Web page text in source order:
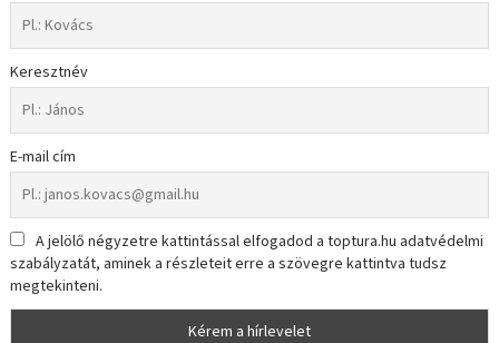
Keresztnév
E-mail cím
A jelölő négyzetre kattintással elfogadod a toptura.hu adatvédelmi
szabályzatát, aminek a részleteit erre a szövegre kattintva tudsz
megtekinteni.